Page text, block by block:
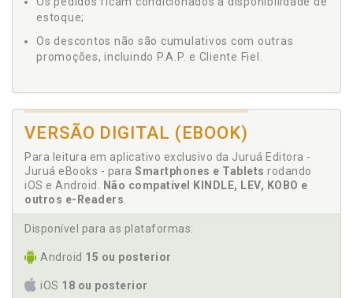
estoque;
Os descontos não são cumulativos com outras
promoções, incluindo P.A.P. e Cliente Fiel.
VERSÃO DIGITAL (EBOOK)
Para leitura em aplicativo exclusivo da Juruá Editora -
Juruá eBooks - para Smartphones e Tablets rodando
iOS e Android.
Não compatível KINDLE, LEV, KOBO e
outros e-Readers
Disponível para as plataformas:
Android 15 ou posterior
iOS 18 ou posterior